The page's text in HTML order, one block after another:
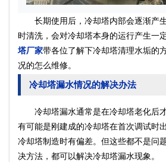
长期使用后，冷却塔内部会逐渐产
时清洗，会对冷却塔本身的运行产生一
塔厂家带各位了解下冷却塔清理水垢的
况的怎么维修。
冷却塔漏水情况的解决办法
冷却塔漏水通常是在冷却塔老化后
有可能是刚建成的冷却塔在首次调试时
冷却塔制造时有偏差。但这些都不是问
决方法，都可以解决冷却塔漏水现象。